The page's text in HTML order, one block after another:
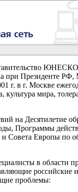
при Президенте РФ,
г. в г. Москве
мира,
на Десятилетие
Программы
Совета Европы по
в области
российские
проблемы: